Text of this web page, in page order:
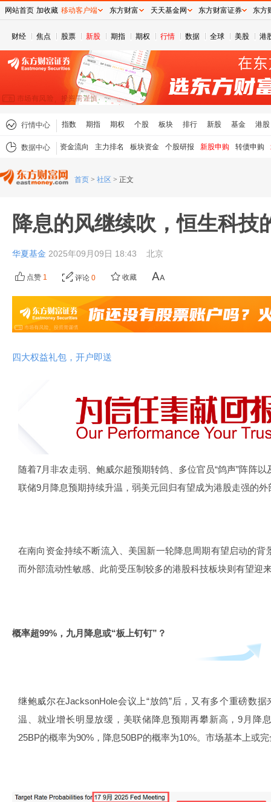
财经 焦点 股票 新股 期指 期权 行情 数据 全球 美股 港
行情中心 指数 期指 期权 个股 板块 排行 新股 基金 港股
数据中心 资金流向 主力排名 板块资金 个股研报 新股申购 转债申购
首页 > 社区 > 正文
降息的风继续吹，恒生科技
华夏基金 2025年09月09日 18:43 北京
点赞 1 评论 0 收藏
四大权益礼包，开户即送
随着7月非农走弱、鲍威尔超预期转鸽、多位官员“鸽声”阵阵
联储9月降息预期持续升温，弱美元回归有望成为港股走强的外
在南向资金持续不断流入、美国新一轮降息周期有望启动的背
而外部流动性敏感、此前受压制较多的港股科技板块则有望迎
概率超99%，九月降息或“板上钉钉”？
继鲍威尔在JacksonHole会议上“放鸽”后，又有多个重磅数
温、就业增长明显放缓，美联储降息预期再攀新高，9月降
25BP的概率为90%，降息50BP的概率为10%。市场基本上或
网站首页 加收藏 移动客户端 东方财富 天天基金网 东方财富证券 东方